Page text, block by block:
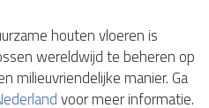
houten vloeren is
wereldwijd te beheren op
milieuvriendelijke manier. Ga
voor meer informatie.